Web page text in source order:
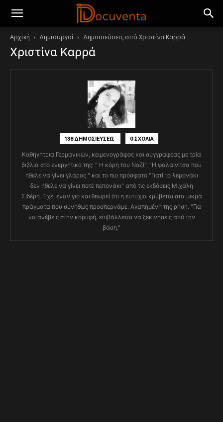
Αρχική Δημιουργοί Δημοσιεύσεις από Χριστίνα Καρρά
Χριστίνα Καρρά
138 ΔΗΜΟΣΙΕΥΣΕΙΣ 0 ΣΧΟΛΙΑ
Καθηγήτρια Γερμανικών, κειμενογράφος και συγγραφέας με τρία
βιβλία στο ενεργητικό της: " Η κόρη του Ναζί", "Η φαλαινίτσα που
ήθελε να γίνει γλάρος " και το πιο πρόσφατο "Γιατί το λεμονάκι
δεν ήθελε να γίνει ποτέ πεπονάκι" από τις εκδόσεις Μιχάλη
Σιδέρη. Έχει έναν γιο και θεωρεί ότι η ευτυχία κρύβεται στα μικρά
πράγματα που συνήθως προσπερνάμε. Αγαπημένη της ρήση: "Για
να ανέβεις στην κορυφή, επιβάλλεται να ξεκινήσεις από την
βάση."